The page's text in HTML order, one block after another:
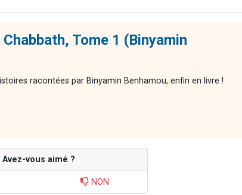
Tome 1 (Binyamin
racontées par Binyamin Benhamou, enfin en livre !
Avez-vous aimé ?
NON